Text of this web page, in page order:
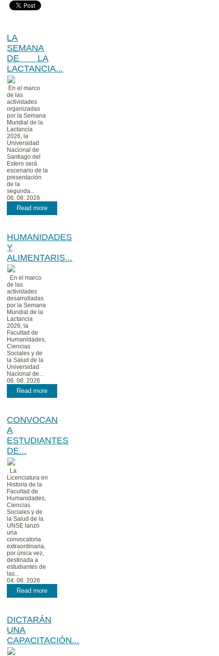
LA
SEMANA
DE LA
LACTANCIA...
En el marco
de las
actividades
organizadas
por la Semana
Mundial de la
Lactancia
2026, la
Universidad
Nacional de
Santiago del
Estero será
escenario de la
presentación
de la
segunda...
06. 08. 2026
Read more
HUMANIDADES
Y
ALIMENTARIS...
En el marco
de las
actividades
desarrolladas
por la Semana
Mundial de la
Lactancia
2026, la
Facultad de
Humanidades,
Ciencias
Sociales y de
la Salud de la
Universidad
Nacional de...
06. 08. 2026
Read more
CONVOCAN
A
ESTUDIANTES
DE...
La
Licenciatura en
Historia de la
Facultad de
Humanidades,
Ciencias
Sociales y de
la Salud de la
UNSE lanzó
una
convocatoria
extraordinaria,
por única vez,
destinada a
estudiantes de
las...
04. 08. 2026
Read more
DICTARÁN
UNA
CAPACITACIÓN...